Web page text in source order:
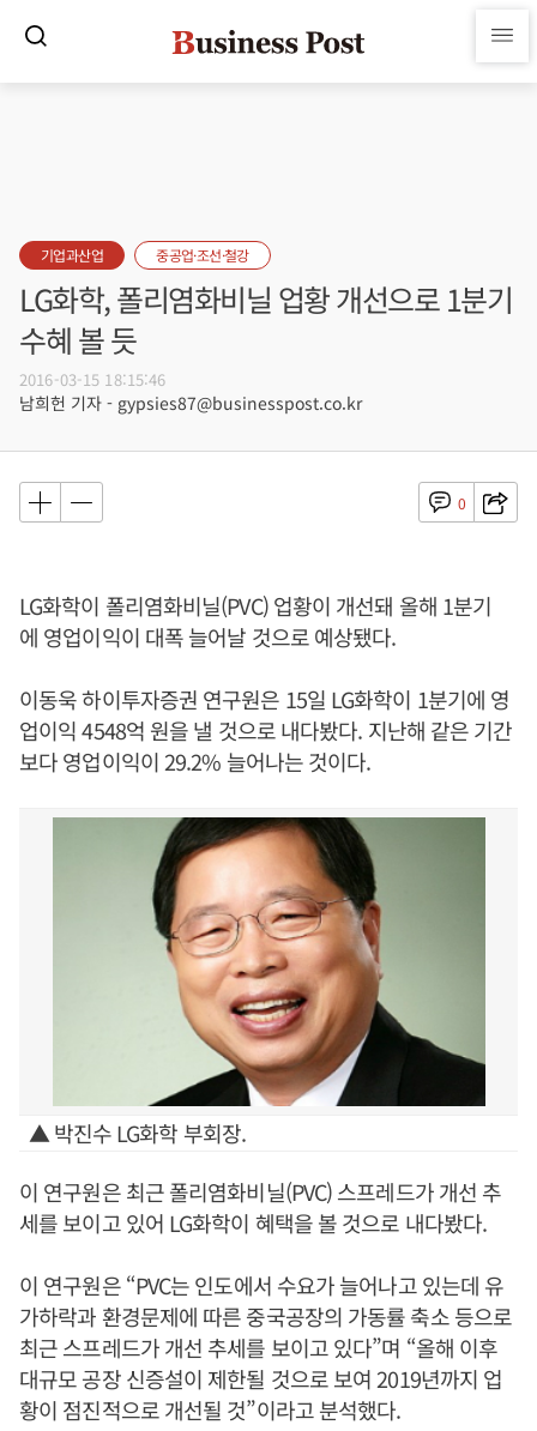
기업과산업 중공업·조선·철강
LG화학, 폴리염화비닐 업황 개선으로 1분기
수혜 볼 듯
2016-03-15 18:15:46
남희헌 기자 - gypsies87@businesspost.co.kr
0
LG화학이 폴리염화비닐(PVC) 업황이 개선돼 올해 1분기
에 영업이익이 대폭 늘어날 것으로 예상됐다.
이동욱 하이투자증권 연구원은 15일 LG화학이 1분기에 영
업이익 4548억 원을 낼 것으로 내다봤다. 지난해 같은 기간
보다 영업이익이 29.2% 늘어나는 것이다.
▲ 박진수 LG화학 부회장.
이 연구원은 최근 폴리염화비닐(PVC) 스프레드가 개선 추
세를 보이고 있어 LG화학이 혜택을 볼 것으로 내다봤다.
이 연구원은 “PVC는 인도에서 수요가 늘어나고 있는데 유
가하락과 환경문제에 따른 중국공장의 가동률 축소 등으로
최근 스프레드가 개선 추세를 보이고 있다”며 “올해 이후
대규모 공장 신증설이 제한될 것으로 보여 2019년까지 업
황이 점진적으로 개선될 것”이라고 분석했다.